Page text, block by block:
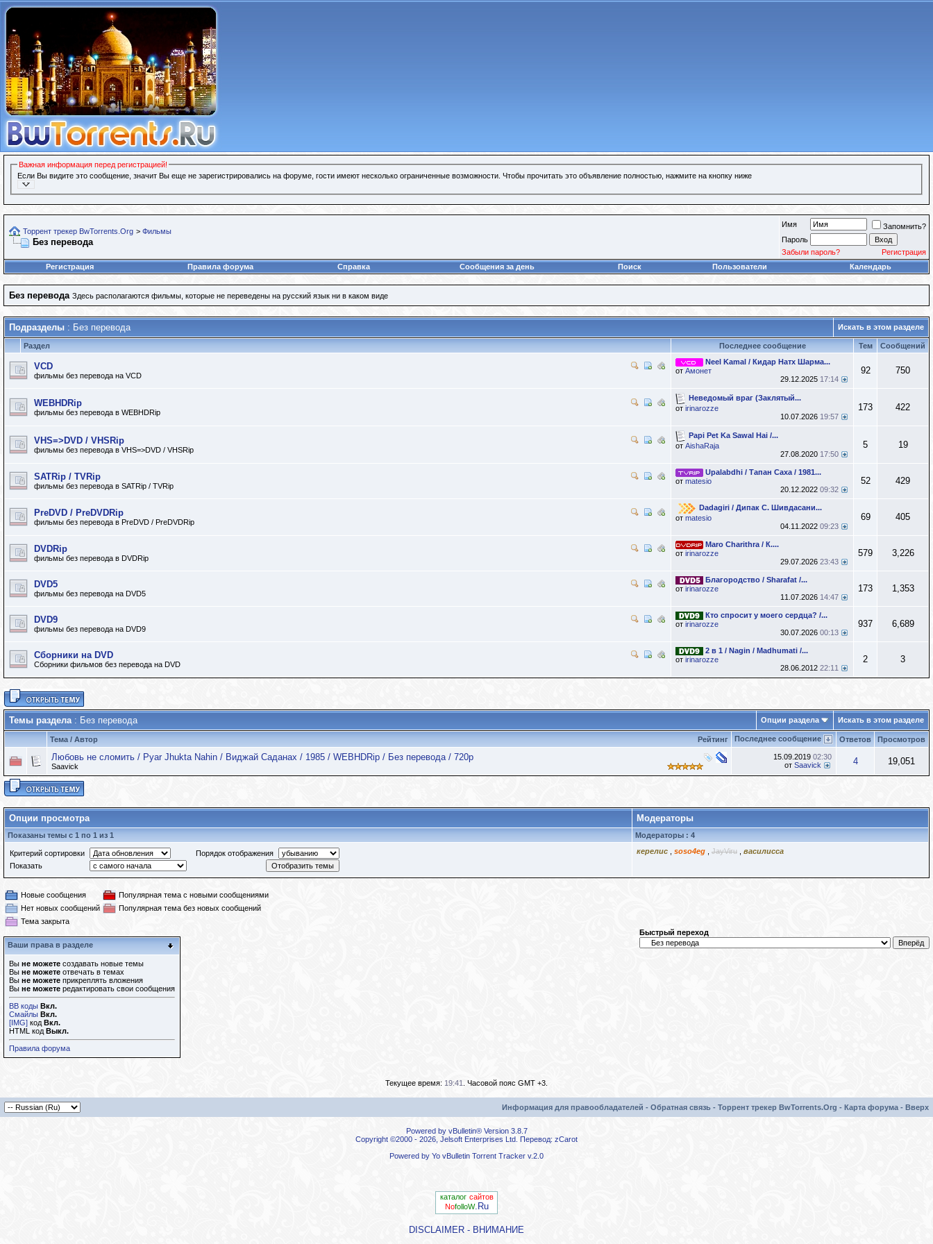
Важная информация перед регистрацией!
Если Вы видите это сообщение, значит Вы еще не зарегистрировались на форуме, гости имеют несколько ограниченные возможности. Чтобы прочитать это объявление полностью, нажмите на кнопку ниже
Торрент трекер BwTorrents.Org > Фильмы
Без перевода
Имя
Запомнить?
Пароль
Забыли пароль?
Регистрация
Регистрация
Правила форума Справка Сообщения за день Поиск Пользователи Календарь
Без перевода Здесь располагаются фильмы, которые не переведены на русский язык ни в каком виде
Подразделы : Без перевода Искать в этом разделе
Раздел Последнее сообщение Тем Сообщений
VCD
фильмы без перевода на VCD
Neel Kamal / Кидар Натх Шарма...
от Амонет
29.12.2025 17:14
92 750
WEBHDRip
фильмы без перевода в WEBHDRip
Неведомый враг (Заклятый...
от irinarozze
10.07.2026 19:57
173 422
VHS=>DVD / VHSRip
фильмы без перевода в VHS=>DVD / VHSRip
Papi Pet Ka Sawal Hai /...
от AishaRaja
27.08.2020 17:50
5 19
SATRip / TVRip
фильмы без перевода в SATRip / TVRip
Upalabdhi / Тапан Саха / 1981...
от matesio
20.12.2022 09:32
52 429
PreDVD / PreDVDRip
фильмы без перевода в PreDVD / PreDVDRip
Dadagiri / Дипак С. Шивдасани...
от matesio
04.11.2022 09:23
69 405
DVDRip
фильмы без перевода в DVDRip
Maro Charithra / К....
от irinarozze
29.07.2026 23:43
579 3,226
DVD5
фильмы без перевода на DVD5
Благородство / Sharafat /...
от irinarozze
11.07.2026 14:47
173 1,353
DVD9
фильмы без перевода на DVD9
Кто спросит у моего сердца? /...
от irinarozze
30.07.2026 00:13
937 6,689
Сборники на DVD
Сборники фильмов без перевода на DVD
2 в 1 / Nagin / Madhumati /...
от irinarozze
28.06.2012 22:11
2 3
Темы раздела: Без перевода Опции раздела Искать в этом разделе
Рейтинг
Тема / Автор Последнее сообщение Ответов Просмотров
Любовь не сломить / Pyar Jhukta Nahin / Виджай Саданах / 1985 / WEBHDRip / Без перевода / 720p
Saavick
15.09.2019 02:30
от Saavick 4 19,051
Опции просмотра Модераторы
Показаны темы с 1 по 1 из 1 Модераторы : 4
Критерий сортировки
Порядок отображения
Показать
керелис soso4eg JayViru василисса
Новые сообщения
Популярная тема с новыми сообщениями
Нет новых сообщений
Популярная тема без новых сообщений
Тема закрыта
Ваши права в разделе
Вы не можете создавать новые темы
Вы не можете отвечать в темах
Вы не можете прикреплять вложения
Вы не можете редактировать свои сообщения
BB коды Вкл.
Смайлы Вкл.
[IMG] код Вкл.
HTML код Выкл.
Правила форума
Быстрый переход
Текущее время: 19:41 . Часовой пояс GMT +3.
Информация для правообладателей - Обратная связь - Торрент трекер BwTorrents.Org - Карта форума - Вверх
Powered by vBulletin® Version 3.8.7
Copyright ©2000 - 2026, Jelsoft Enterprises Ltd. Перевод: zCarot
Powered by Yo vBulletin Torrent Tracker v.2.0
каталог сайтов
NofolloW.Ru
DISCLAIMER - ВНИМАНИЕ